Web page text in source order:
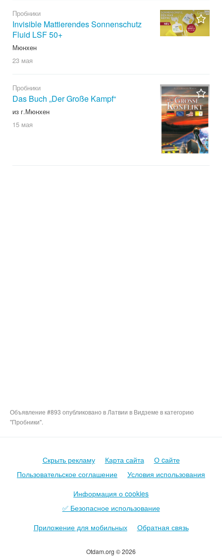
Пробники
Invisible Mattierendes Sonnenschutz
Fluid LSF 50+
Мюнхен
23 мая
Пробники
Das Buch „Der Große Kampf“
из г.Мюнхен
15 мая
Объявление #893 опубликовано в Латвии в Видземе в категорию
"Пробники".
Otdam.org © 2026
Скрыть рекламу Карта сайта
О cайте
Пользовательское соглашение
Условия использования
Информация о cookies
✅ Безопасное использование
Приложение для мобильных
Обратная связь